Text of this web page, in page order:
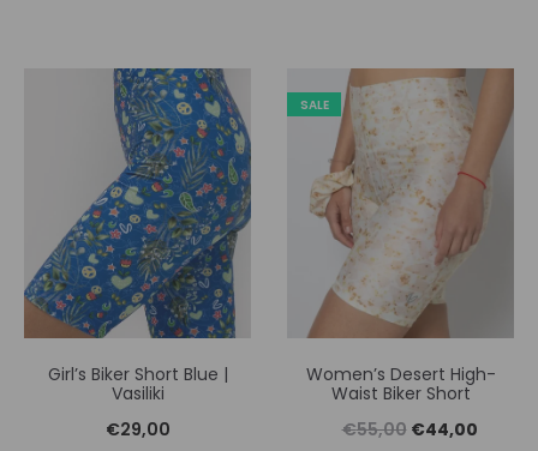
Girl’s Biker Short Blue |
Vasiliki
€29,00
SALE
Women’s Desert High-
Waist Biker Short
€55,00 Original
€44,00Η